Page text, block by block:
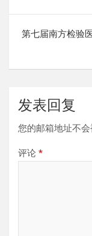
航第七届南方检验
发表回复
您的邮箱地址不会
评论 *